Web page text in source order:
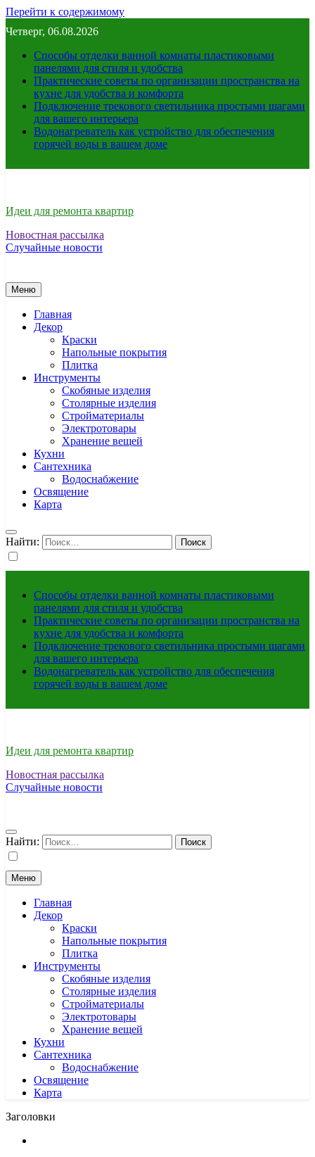
Перейти к содержимому
Четверг, 06.08.2026
Способы отделки ванной комнаты пластиковыми
панелями для стиля и удобства
Практические советы по организации пространства на
кухне для удобства и комфорта
Подключение трекового светильника простыми шагами
для вашего интерьера
Водонагреватель как устройство для обеспечения
горячей воды в вашем доме
Идеи для ремонта квартир
Новостная рассылка
Случайные новости
Меню
Главная
Декор
Краски
Напольные покрытия
Плитка
Инструменты
Скобяные изделия
Столярные изделия
Стройматериалы
Электротовары
Хранение вещей
Кухни
Сантехника
Водоснабжение
Освящение
Карта
Найти:
Способы отделки ванной комнаты пластиковыми
панелями для стиля и удобства
Практические советы по организации пространства на
кухне для удобства и комфорта
Подключение трекового светильника простыми шагами
для вашего интерьера
Водонагреватель как устройство для обеспечения
горячей воды в вашем доме
Идеи для ремонта квартир
Новостная рассылка
Случайные новости
Найти:
Меню
Главная
Декор
Краски
Напольные покрытия
Плитка
Инструменты
Скобяные изделия
Столярные изделия
Стройматериалы
Электротовары
Хранение вещей
Кухни
Сантехника
Водоснабжение
Освящение
Карта
Заголовки